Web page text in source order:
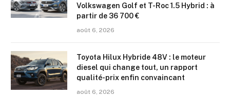
Volkswagen Golf et T-Roc 1.5 Hybrid : à
partir de 36 700 €
août 6, 2026
Toyota Hilux Hybride 48V : le moteur
diesel qui change tout, un rapport
qualité-prix enfin convaincant
août 6, 2026